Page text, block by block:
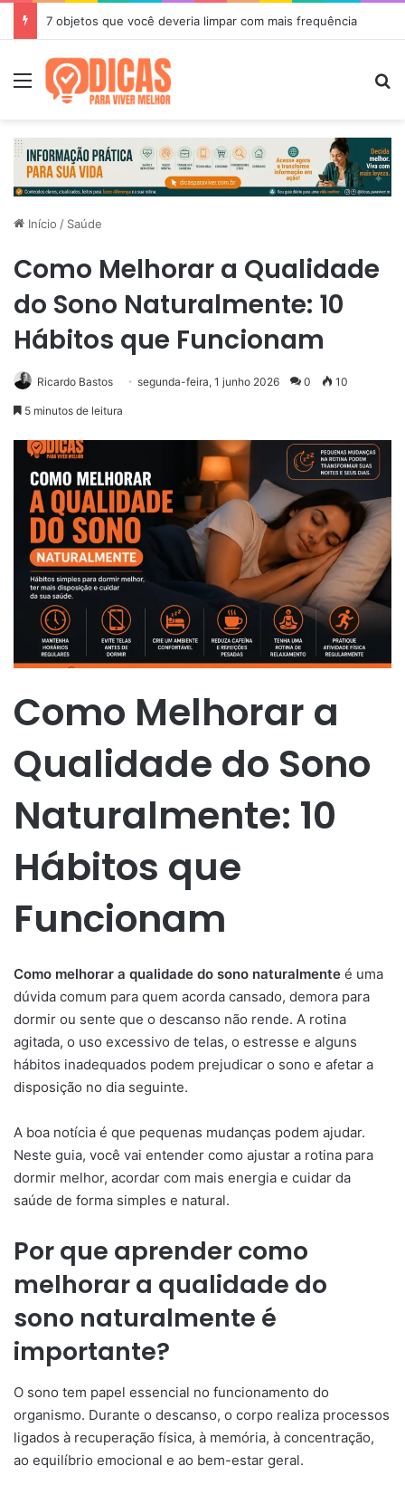
7 objetos que você deveria limpar com mais frequência
Menu
Início / Saúde
Como Melhorar a Qualidade
do Sono Naturalmente: 10
Hábitos que Funcionam
Ricardo Bastos segunda-feira, 1 junho 2026 0 10
5 minutos de leitura
Como Melhorar a
Qualidade do Sono
Naturalmente: 10
Hábitos que
Funcionam
Como melhorar a qualidade do sono naturalmente é uma
dúvida comum para quem acorda cansado, demora para
dormir ou sente que o descanso não rende. A rotina
agitada, o uso excessivo de telas, o estresse e alguns
hábitos inadequados podem prejudicar o sono e afetar a
disposição no dia seguinte.
A boa notícia é que pequenas mudanças podem ajudar.
Neste guia, você vai entender como ajustar a rotina para
dormir melhor, acordar com mais energia e cuidar da
saúde de forma simples e natural.
Por que aprender como
melhorar a qualidade do
sono naturalmente é
importante?
O sono tem papel essencial no funcionamento do
organismo. Durante o descanso, o corpo realiza processos
ligados à recuperação física, à memória, à concentração,
ao equilíbrio emocional e ao bem-estar geral.